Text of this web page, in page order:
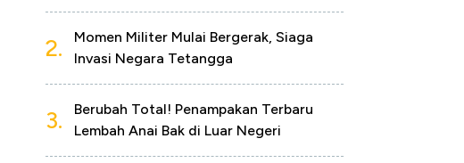
2.
Momen Militer Mulai Bergerak, Siaga
Invasi Negara Tetangga
3.
Berubah Total! Penampakan Terbaru
Lembah Anai Bak di Luar Negeri